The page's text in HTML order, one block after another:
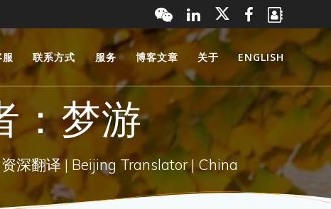
联系方式 服务 博客文章 关于 ENGLISH
：梦游
深翻译 | Beijing Translator | China